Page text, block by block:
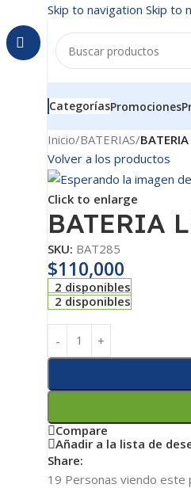
Skip to navigation Skip to
CategoríasPromociones
Inicio/BATERIAS/
Volver a los productos
Click to enlarge
BATERIA
SKU: BAT285
$110,000
2 disponibles
2 disponibles
Compare
Añadir a la lista de
Share:
19 Personas viendo este